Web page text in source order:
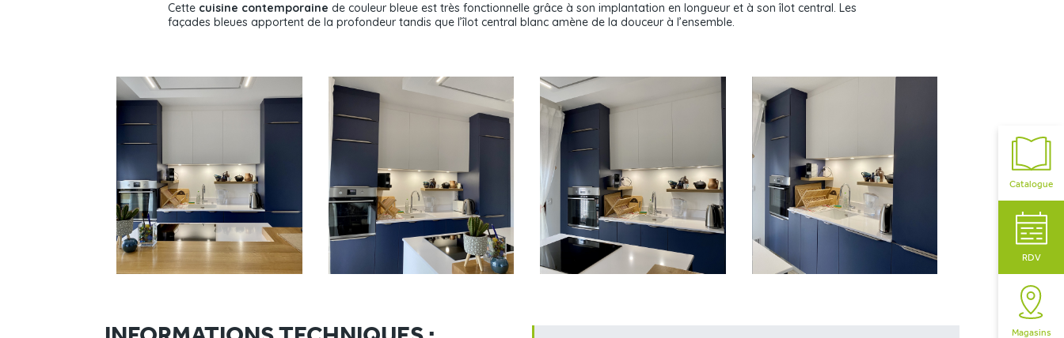
Catalogue
RDV
Magasins
Cette cuisine contemporaine de couleur bleue est très fonctionnelle grâce à son implantation en longueur et à son îlot central. Les
façades bleues apportent de la profondeur tandis que l’îlot central blanc amène de la douceur à l’ensemble.